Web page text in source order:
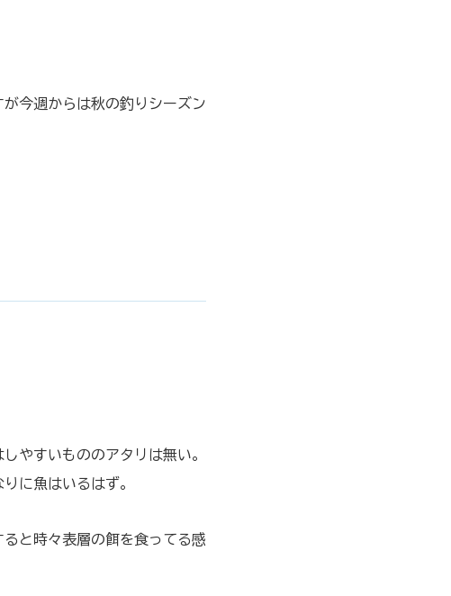
今週からは秋の釣りシーズン
やすいもののアタリは無い。
に魚はいるはず。
と時々表層の餌を食ってる感